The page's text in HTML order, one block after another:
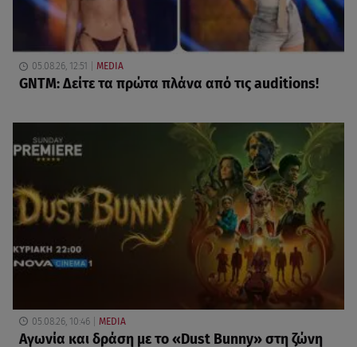
05.08.26, 12:51 MEDIA
GNTM: Δείτε τα πρώτα πλάνα από τις auditions!
05.08.26, 10:46 MEDIA
Αγωνία και δράση με το «Dust Bunny» στη ζώνη